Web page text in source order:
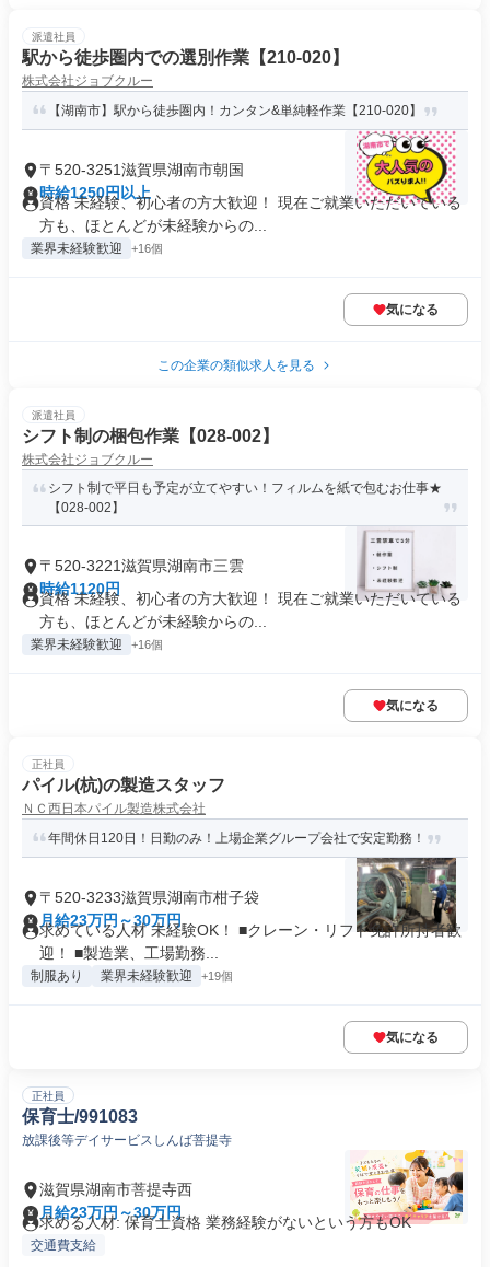
派遣社員
駅から徒歩圏内での選別作業【210-020】
株式会社ジョブクルー
【湖南市】駅から徒歩圏内！カンタン&単純軽作業【210-020】
〒520-3251滋賀県湖南市朝国
時給1250円以上
資格 未経験、初心者の方大歓迎！ 現在ご就業いただいている
方も、ほとんどが未経験からの...
業界未経験歓迎 +16個
気になる
この企業の類似求人を見る
派遣社員
シフト制の梱包作業【028-002】
株式会社ジョブクルー
シフト制で平日も予定が立てやすい！フィルムを紙で包むお仕事★
【028-002】
〒520-3221滋賀県湖南市三雲
時給1120円
資格 未経験、初心者の方大歓迎！ 現在ご就業いただいている
方も、ほとんどが未経験からの...
業界未経験歓迎 +16個
気になる
正社員
パイル(杭)の製造スタッフ
ＮＣ西日本パイル製造株式会社
年間休日120日！日勤のみ！上場企業グループ会社で安定勤務！
〒520-3233滋賀県湖南市柑子袋
月給23万円～30万円
求めている人材 未経験OK！ ■クレーン・リフト免許所持者歓
迎！ ■製造業、工場勤務...
制服あり 業界未経験歓迎 +19個
気になる
正社員
保育士/991083
放課後等デイサービスしんば菩提寺
滋賀県湖南市菩提寺西
月給23万円～30万円
求める人材: 保育士資格 業務経験がないという方もOK
交通費支給